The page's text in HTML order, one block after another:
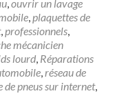
,ouvrir un lavage
,plaquettes de
,professionnels,
mécanicien
lourd, Réparations
,réseau de
de pneus sur internet,